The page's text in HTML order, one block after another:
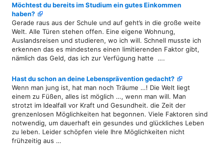
Möchtest du bereits im Studium ein gutes Einkommen
haben?
Gerade raus aus der Schule und auf geht’s in die große weite
Welt. Alle Türen stehen offen. Eine eigene Wohnung,
Auslandsreisen und studieren, wo ich will. Schnell musste ich
erkennen das es mindestens einen limitierenden Faktor gibt,
nämlich das Geld, das ich zur Verfügung hatte ….
Hast du schon an deine Lebensprävention gedacht?
Wenn man jung ist, hat man noch Träume …! Die Welt liegt
einem zu Füßen, alles ist möglich …, wenn man will. Man
strotzt im Idealfall vor Kraft und Gesundheit. die Zeit der
grenzenlosen Möglichkeiten hat begonnen. Viele Faktoren sind
notwendig, um dauerhaft ein gesundes und glückliches Leben
zu leben. Leider schöpfen viele Ihre Möglichkeiten nicht
frühzeitig aus …